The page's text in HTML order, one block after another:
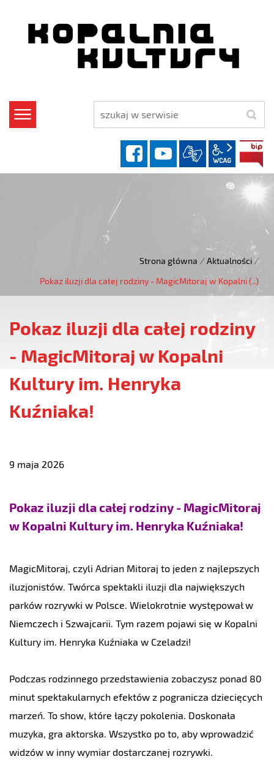
szukaj
facebookYouTube
wcag2.1
Strona główna / Aktualności /
Pokaz iluzji dla całej rodziny - MagicMitoraj w Kopalni (..)
Pokaz iluzji dla całej rodziny
- MagicMitoraj w Kopalni
Kultury im. Henryka
Kuźniaka!
9 maja 2026
Pokaz iluzji dla całej rodziny - MagicMitoraj
w Kopalni Kultury im. Henryka Kuźniaka!
MagicMitoraj, czyli Adrian Mitoraj to jeden z najlepszych
iluzjonistów. Twórca spektakli iluzji dla największych
parków rozrywki w Polsce. Wielokrotnie występował w
Niemczech i Szwajcarii. Tym razem pojawi się w Kopalni
Kultury im. Henryka Kuźniaka w Czeladzi!
Podczas rodzinnego przedstawienia zobaczysz ponad 80
minut spektakularnych efektów z pogranicza dziecięcych
marzeń. To show, które łączy pokolenia. Doskonała
muzyka, gra aktorska. Wszystko po to, aby wprowadzić
widzów w inny wymiar dostarczanej rozrywki.